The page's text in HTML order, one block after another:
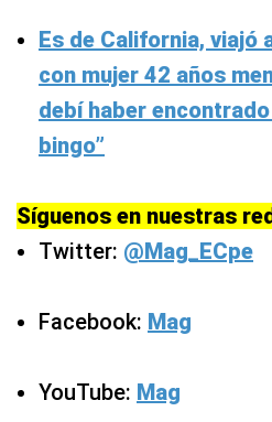
Es de California, viajó
con mujer 42 años
debí haber
bingo”
Síguenos en nuestras
Twitter: @Mag_ECpe
Facebook: Mag
YouTube: Mag